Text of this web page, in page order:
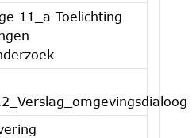
11_a Toelichting